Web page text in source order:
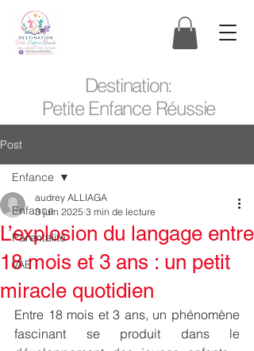
Destination:
Petite Enfance Réussie
Post
Enfance
Parentalité
VAE
Enfance
L’explosion du langage entre
18 mois et 3 ans : un petit
miracle quotidien
audrey ALLIAGA
3 juin 2025 3 min de lecture
Entre 18 mois et 3 ans, un phénomène
fascinant se produit dans le